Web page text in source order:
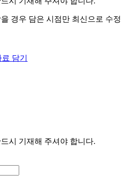
경우 담은 시점만 최신으로 수정
담기
시 기재해 주셔야 합니다.